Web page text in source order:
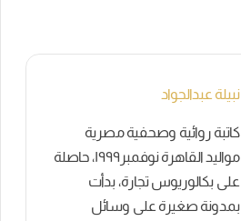
نبيلة عبدالجواد
كاتبة روائية وصحفية مصرية
مواليد القاهرة نوفمبر١٩٩٩، حاصلة
على بكالوريوس تجارة، بدأت
بمدونة صغيرة على وسائل